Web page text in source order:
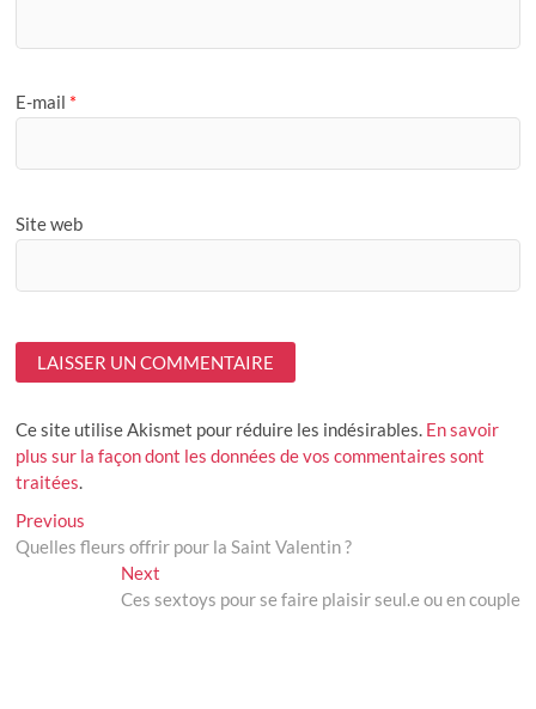
E-mail *
Site web
Ce site utilise Akismet pour réduire les indésirables. En savoir
plus sur la façon dont les données de vos commentaires sont
traitées.
Navigation
de
Previous
post:
Quelles fleurs offrir pour la Saint Valentin ?
NextNext
post:
Ces sextoys pour se faire plaisir seul.e ou en couple